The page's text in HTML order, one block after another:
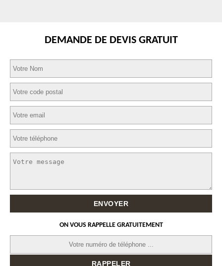
DEMANDE DE DEVIS GRATUIT
ON VOUS RAPPELLE GRATUITEMENT